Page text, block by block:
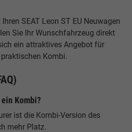
SEAT Leon ST EU Neuwagen
Sie Ihr Wunschfahrzeug direkt
ein attraktives Angebot für
Kombi.
ein Kombi?
ist die Kombi-Version des
mehr Platz.